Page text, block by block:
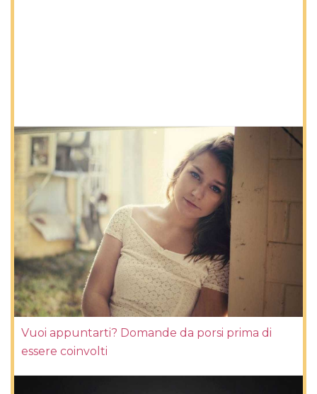
Vuoi appuntarti? Domande da porsi prima di
essere coinvolti